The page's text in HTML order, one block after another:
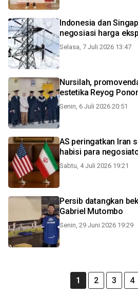
Indonesia dan
negosiasi harga
Selasa, 7 Juli 2026 13:47
Nursilah,
estetika Reyog
Senin, 6 Juli 2026 20:51
AS peringatkan Iran
habisi para
Sabtu, 4 Juli 2026 19:21
Persib datangkan
Gabriel Mutombo
Senin, 29 Juni 2026 19:29
1 2 3 4